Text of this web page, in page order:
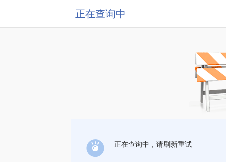
正在查询中
正在查询中，请刷新重试